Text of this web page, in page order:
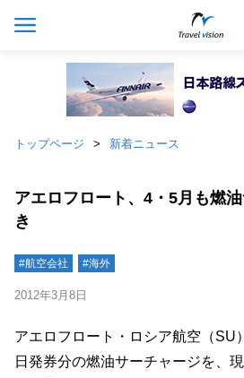
トップページ 新着ニュース
アエロフロート、4・5月も燃
き
#航空会社 #海外
2012年3月8日
アエロフロート・ロシア航空（SU
日発券分の燃油サーチャージを、